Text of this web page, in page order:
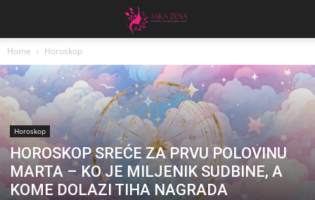
Home Horoskop
Horoskop
HOROSKOP SREĆE ZA PRVU POLOVINU
MARTA – KO JE MILJENIK SUDBINE, A
KOME DOLAZI TIHA NAGRADA